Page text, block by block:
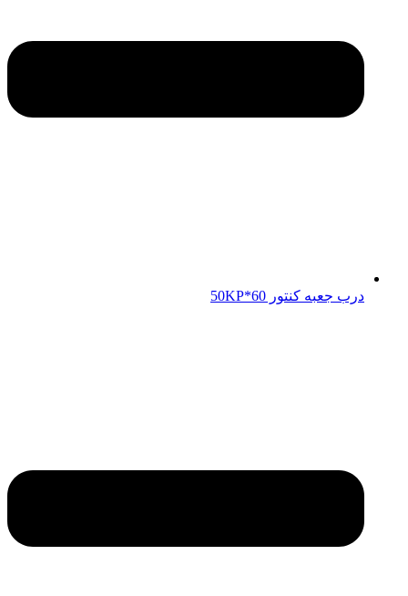
درب جعبه کنتور 50KP*60